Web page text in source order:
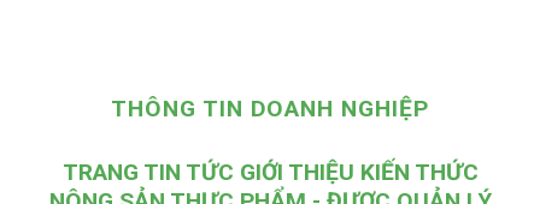
THÔNG TIN DOANH NGHIỆP
TRANG TIN TỨC GIỚI THIỆU KIẾN THỨC